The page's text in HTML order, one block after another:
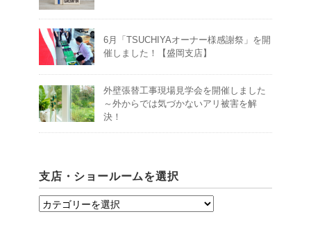
6月「TSUCHIYAオーナー様感謝祭」を開
催しました！【盛岡支店】
外壁張替工事現場見学会を開催しました
～外からでは気づかないアリ被害を解
決！
支店・ショールームを選択
支